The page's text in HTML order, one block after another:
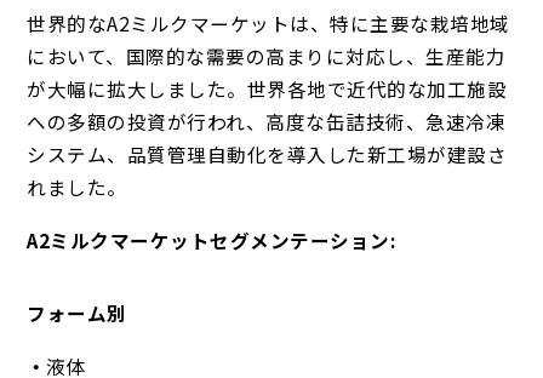
世界的なA2ミルクマーケットは、特に主要な栽培地域
において、国際的な需要の高まりに対応し、生産能力
が大幅に拡大しました。世界各地で近代的な加工施設
への多額の投資が行われ、高度な缶詰技術、急速冷凍
システム、品質管理自動化を導入した新工場が建設さ
れました。
A2ミルクマーケットセグメンテーション:
フォーム別
液体